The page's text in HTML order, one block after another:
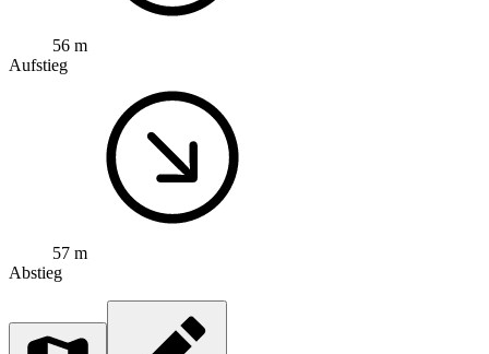
56 m
Aufstieg
57 m
Abstieg